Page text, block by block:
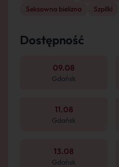
Seksowna bielizna
Szpilki
Dostępność
09.08
Gdańsk
11.08
Gdańsk
13.08
Gdańsk